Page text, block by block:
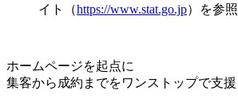
イト（https://www.stat.go.jp）を参照
ホームページを起点に
集客から成約までをワンストップで支援